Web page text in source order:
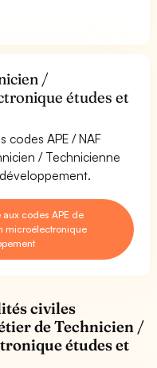
/
études et
codes APE / NAF
/ Technicienne
codes APE de
microélectronique
civiles
de Technicien /
études et